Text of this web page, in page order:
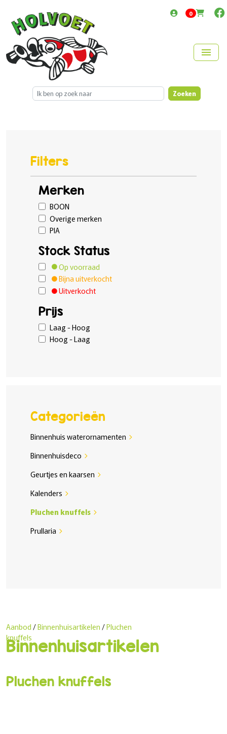
0items in cart
menu
Zoeken
Filters
Merken
BOON
Overige merken
PIA
Stock Status
Op voorraad
Bijna uitverkocht
Uitverkocht
Prijs
Laag - Hoog
Hoog - Laag
Categorieën
Binnenhuis waterornamenten chevron_right
Binnenhuisdeco chevron_right
Geurtjes en kaarsen chevron_right
Kalenders chevron_right
Pluchen knuffels chevron_right
Prullaria chevron_right
Binnenhuisartikelen
Aanbod /Binnenhuisartikelen /Pluchen
knuffels
Pluchen knuffels